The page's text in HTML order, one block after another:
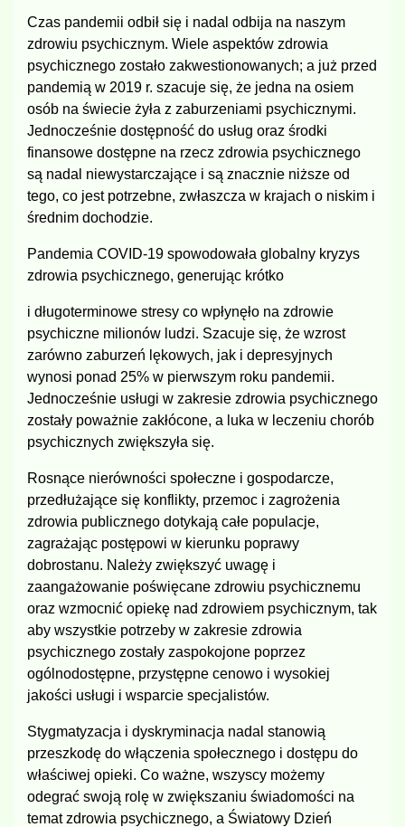
Czas pandemii odbił się i nadal odbija na naszym
zdrowiu psychicznym. Wiele aspektów zdrowia
psychicznego zostało zakwestionowanych; a już przed
pandemią w 2019 r. szacuje się, że jedna na osiem
osób na świecie żyła z zaburzeniami psychicznymi.
Jednocześnie dostępność do usług oraz środki
finansowe dostępne na rzecz zdrowia psychicznego
są nadal niewystarczające i są znacznie niższe od
tego, co jest potrzebne, zwłaszcza w krajach o niskim i
średnim dochodzie.
Pandemia COVID-19 spowodowała globalny kryzys
zdrowia psychicznego, generując krótko
i długoterminowe stresy co wpłynęło na zdrowie
psychiczne milionów ludzi. Szacuje się, że wzrost
zarówno zaburzeń lękowych, jak i depresyjnych
wynosi ponad 25% w pierwszym roku pandemii.
Jednocześnie usługi w zakresie zdrowia psychicznego
zostały poważnie zakłócone, a luka w leczeniu chorób
psychicznych zwiększyła się.
Rosnące nierówności społeczne i gospodarcze,
przedłużające się konflikty, przemoc i zagrożenia
zdrowia publicznego dotykają całe populacje,
zagrażając postępowi w kierunku poprawy
dobrostanu. Należy zwiększyć uwagę i
zaangażowanie poświęcane zdrowiu psychicznemu
oraz wzmocnić opiekę nad zdrowiem psychicznym, tak
aby wszystkie potrzeby w zakresie zdrowia
psychicznego zostały zaspokojone poprzez
ogólnodostępne, przystępne cenowo i wysokiej
jakości usługi i wsparcie specjalistów.
Stygmatyzacja i dyskryminacja nadal stanowią
przeszkodę do włączenia społecznego i dostępu do
właściwej opieki. Co ważne, wszyscy możemy
odegrać swoją rolę w zwiększaniu świadomości na
temat zdrowia psychicznego, a Światowy Dzień